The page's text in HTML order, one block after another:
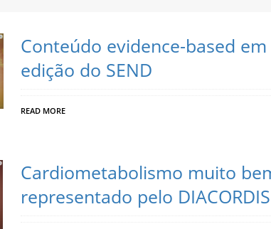
Conteúdo evidence-based
edição do SEND
READ MORE
Cardiometabolismo muito
representado pelo